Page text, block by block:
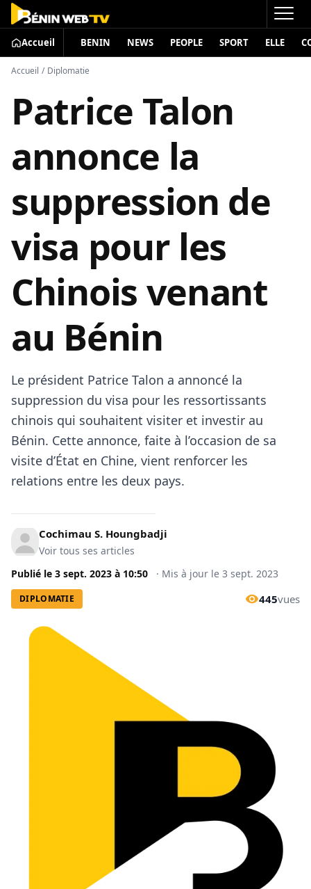
Accueil BENIN NEWS PEOPLE SPORT ELLE
Accueil / Diplomatie
Patrice Talon
annonce la
suppression de
visa pour les
Chinois venant
au Bénin
Le président Patrice Talon a annoncé la
suppression du visa pour les ressortissants
chinois qui souhaitent visiter et investir au
Bénin. Cette annonce, faite à l’occasion de sa
visite d’État en Chine, vient renforcer les
relations entre les deux pays.
Cochimau S. Houngbadji
Voir tous ses articles
Publié le 3 sept. 2023 à 10:50 · Mis à jour le 3 sept. 2023
DIPLOMATIE 445vues